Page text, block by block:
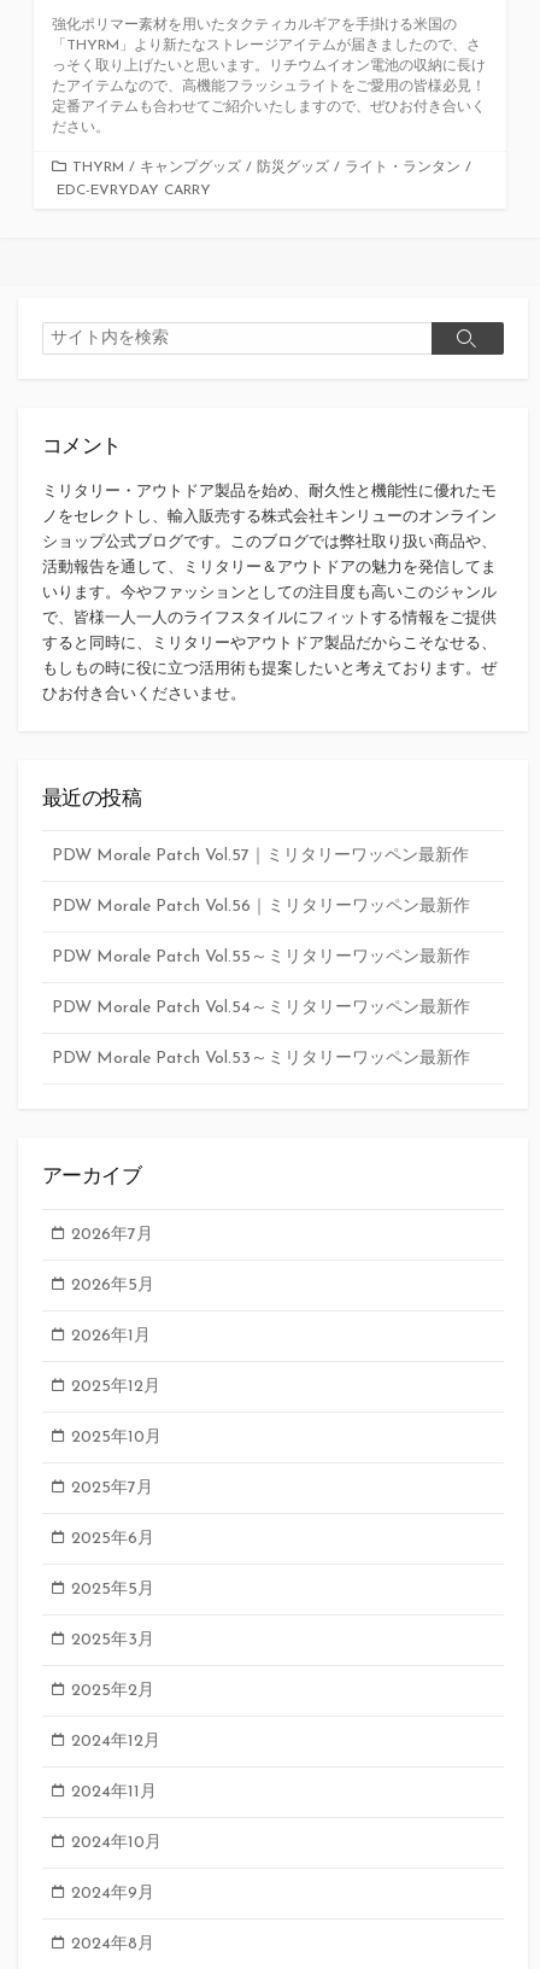
強化ポリマー素材を用いたタクティカルギアを手掛ける米国の
「THYRM」より新たなストレージアイテムが届きましたので、さ
っそく取り上げたいと思います。リチウムイオン電池の収納に長け
たアイテムなので、高機能フラッシュライトをご愛用の皆様必見！
定番アイテムも合わせてご紹介いたしますので、ぜひお付き合いく
ださい。
カ
テ
THYRM / キャンプグッズ / 防災グッズ / ライト・ランタン /
EDC-EVRYDAY CARRY
検
索
検
コメント
ミリタリー・アウトドア製品を始め、耐久性と機能性に優れたモ
ノをセレクトし、輸入販売する株式会社キンリューのオンライン
ショップ公式ブログです。このブログでは弊社取り扱い商品や、
活動報告を通して、ミリタリー＆アウトドアの魅力を発信してま
いります。今やファッションとしての注目度も高いこのジャンル
で、皆様一人一人のライフスタイルにフィットする情報をご提供
すると同時に、ミリタリーやアウトドア製品だからこそなせる、
もしもの時に役に立つ活用術も提案したいと考えております。ぜ
ひお付き合いくださいませ。
最近の投稿
PDW Morale Patch Vol.57｜ミリタリーワッペン最新作
PDW Morale Patch Vol.56｜ミリタリーワッペン最新作
PDW Morale Patch Vol.55～ミリタリーワッペン最新作
PDW Morale Patch Vol.54～ミリタリーワッペン最新作
PDW Morale Patch Vol.53～ミリタリーワッペン最新作
アーカイブ
2026年7月
2026年5月
2026年1月
2025年12月
2025年10月
2025年7月
2025年6月
2025年5月
2025年3月
2025年2月
2024年12月
2024年11月
2024年10月
2024年9月
2024年8月